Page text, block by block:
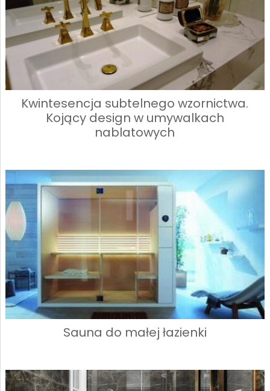
Kwintesencja subtelnego wzornictwa.
Kojący design w umywalkach
nablatowych
Sauna do małej łazienki